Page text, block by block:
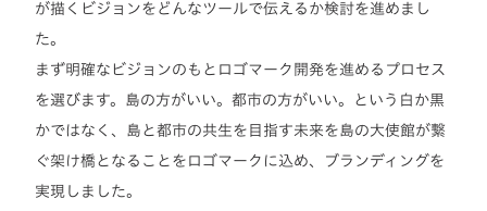
が描くビジョンをどんなツールで伝えるか検討を進めまし
た。
まず明確なビジョンのもとロゴマーク開発を進めるプロセス
を選びます。島の方がいい。都市の方がいい。という白か黒
かではなく、島と都市の共生を目指す未来を島の大使館が繋
ぐ架け橋となることをロゴマークに込め、ブランディングを
実現しました。